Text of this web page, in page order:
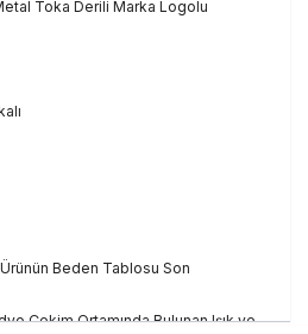
Toka Derili Marka Logolu
Ürünün Beden Tablosu Son
Çekim Ortamında Bulunan Işık ve